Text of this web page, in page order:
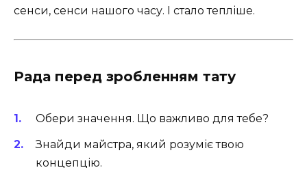
сенси, сенси нашого часу. І стало тепліше.
Рада перед зробленням тату
Обери значення. Що важливо для тебе?
Знайди майстра, який розуміє твою
концепцію.